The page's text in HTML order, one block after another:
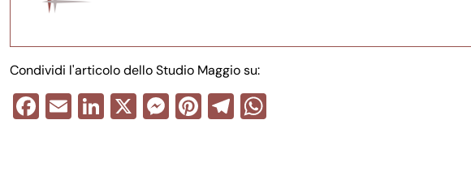
Condividi l'articolo dello Studio Maggio su:
F E Li X M Pi T